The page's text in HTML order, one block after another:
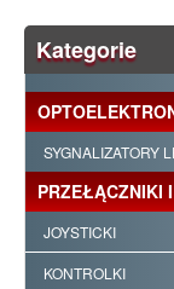
Kategorie
SYGNALIZATORY
PRZEŁĄCZNIKI
JOYSTICKI
KONTROLKI